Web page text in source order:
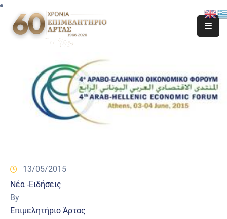
13/05/2015
Νέα -Ειδήσεις
By
Επιμελητήριο Άρτας